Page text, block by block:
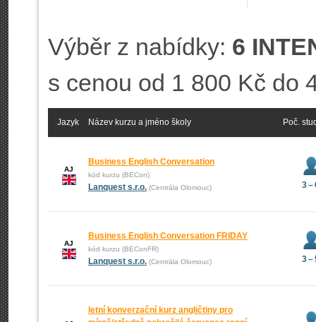
Výběr z nabídky: 6
s cenou od 1 800 Kč do
Jazyk Název kurzu a jméno školy Poč.
AJ
Business English Conversation
kód kurzu (BECon)
Lanquest s.r.o. (Centrála Olomouc) 3 –
AJ
Business English Conversation FRIDAY
kód kurzu (BEConFR)
Lanquest s.r.o. (Centrála Olomouc) 3 –
letní konverzační kurz angličtiny pro